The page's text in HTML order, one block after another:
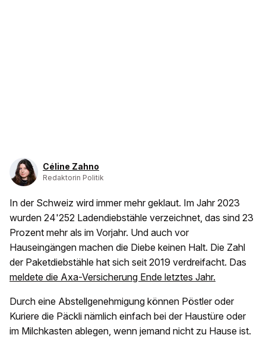
Céline Zahno
Redaktorin Politik
In der Schweiz wird immer mehr geklaut. Im Jahr 2023
wurden 24'252 Ladendiebstähle verzeichnet, das sind 23
Prozent mehr als im Vorjahr. Und auch vor
Hauseingängen machen die Diebe keinen Halt. Die Zahl
der Paketdiebstähle hat sich seit 2019 verdreifacht. Das
meldete die Axa-Versicherung Ende letztes Jahr.
Durch eine Abstellgenehmigung können Pöstler oder
Kuriere die Päckli nämlich einfach bei der Haustüre oder
im Milchkasten ablegen, wenn jemand nicht zu Hause ist.